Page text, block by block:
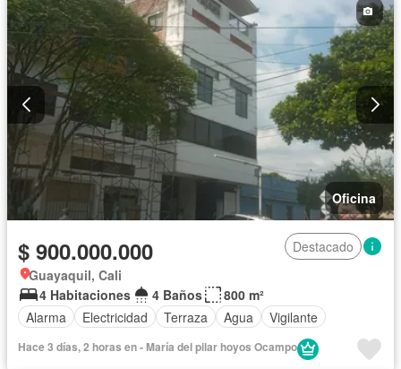
Oficina
$ 900.000.000
Destacado
Guayaquil, Cali
4 Habitaciones
4 Baños
800 m²
Alarma
Electricidad Terraza Agua Vigilante
Hace 3 días, 2 horas en - María del pilar hoyos Ocampo